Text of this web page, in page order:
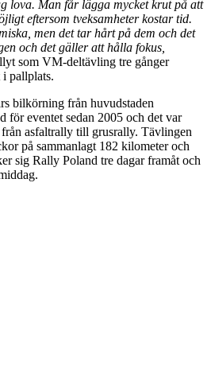
lova. Man får lägga mycket krut på att
eftersom tveksamheter kostar tid.
men det tar hårt på dem och det
och det gäller att hålla fokus,
som VM-deltävling tre gånger
i pallplats.
bilkörning från huvudstaden
för eventet sedan 2005 och det var
asfaltrally till grusrally. Tävlingen
på sammanlagt 182 kilometer och
sig Rally Poland tre dagar framåt och